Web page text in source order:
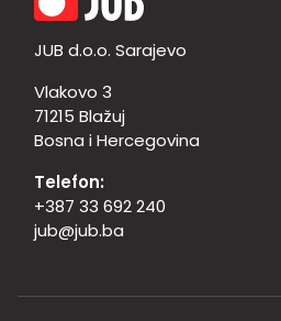
JUB d.o.o. Sarajevo
Vlakovo 3
71215 Blažuj
Bosna i Hercegovina
Telefon:
+387 33 692 240
jub@jub.ba